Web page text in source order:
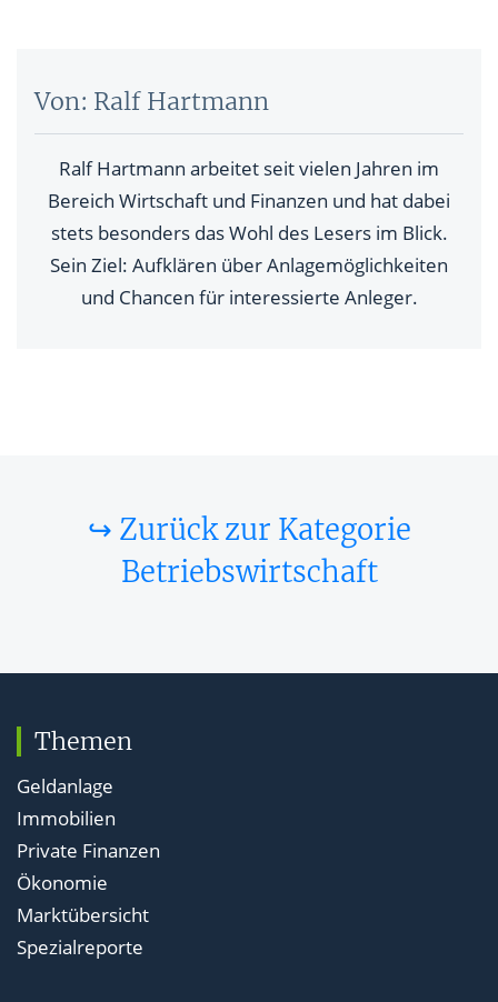
Von: Ralf Hartmann
Ralf Hartmann arbeitet seit vielen Jahren im
Bereich Wirtschaft und Finanzen und hat dabei
stets besonders das Wohl des Lesers im Blick.
Sein Ziel: Aufklären über Anlagemöglichkeiten
und Chancen für interessierte Anleger.
↪ Zurück zur Kategorie
Betriebswirtschaft
Themen
Geldanlage
Immobilien
Private Finanzen
Ökonomie
Marktübersicht
Spezialreporte